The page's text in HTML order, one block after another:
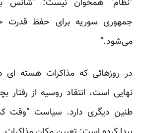
“نظام” همخوان نیست: “شانس
جمهوری سوریه برای حفظ قدرت
می‌شود.”
در روزهائی کهمذاکرات هسته
نهایی است، انتقاد روسیه از رفتار
طنین دیگری دارد. سیاست “وقت